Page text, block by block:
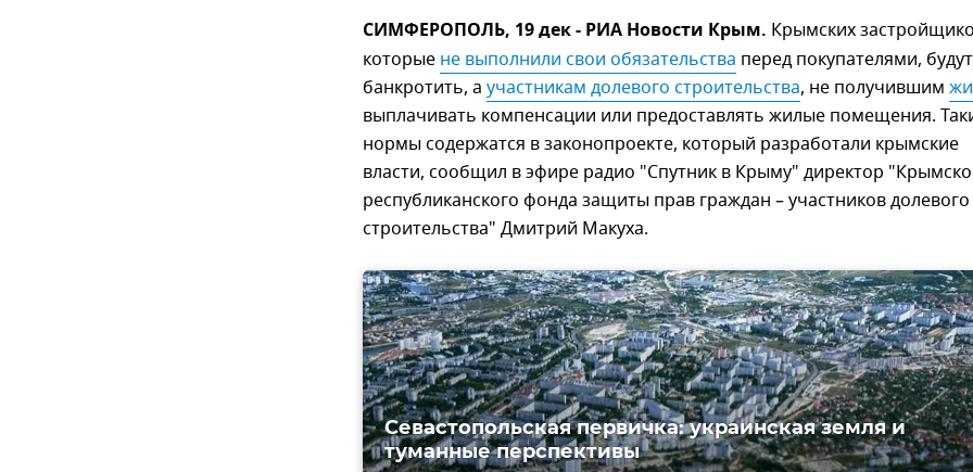
СИМФЕРОПОЛЬ, 19 дек - РИА Новости Крым. Крымских
которые не выполнили свои обязательства перед покупателями, будут
банкротить, а участникам долевого строительства, не получившим
выплачивать компенсации или предоставлять жилые помещения.
нормы содержатся в законопроекте, который разработали крымские
власти, сообщил в эфире радио "Спутник в Крыму" директор
республиканского фонда защиты прав граждан – участников долевого
строительства" Дмитрий Макуха.
Севастопольская первичка: украинская земля и
туманные перспективы